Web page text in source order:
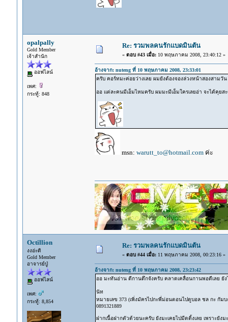
opalpally
Gold Member
เจ้าสำนัก
ออฟไลน์
เพศ:
กระทู้: 848
Re: รวมพลคนรักแบดมินตัน
« ตอบ #43 เมื่อ:10 พฤษภาคม 2008, 23:40:12 »
อ้างจาก: nuteng ที่ 10 พฤษภาคม 2008, 23:33:01
ครับ คอร์ทมะค่อยว่างเลย ผมยังต้องจองล่วงหน้าสองสามวั
ออ แต่ละคนมีเอ็มไหมครับ ผมมะมีเอ็มใครเลยอ่า จะได้คุยส
msn: warutt_to@hotmail.comค่ะ
Octillion
งงอ่ะดิ
Gold Member
อาจารย์ปู่
ออฟไลน์
เพศ:
กระทู้: 8,854
Re: รวมพลคนรักแบดมินตัน
« ตอบ #44 เมื่อ:11 พฤษภาคม 2008, 00:23:16 »
อ้างจาก: nuteng ที่ 10 พฤษภาคม 2008, 23:23:42
ออ มะทันอ่าน ตีกานดึกจังครับ คลาดเคลื่อนกานพอดีเลย ยั
นัท
หมายเลข 373 (เพิ่งมัครไปกะพี่ม่อนตอนไปดูบอล ชล กะ กัม
0891321889
ฝากเนื้อฝากตัวด้วยนะครับ ยังมะเคยไปมีดติ้งเลย เพราะยัง